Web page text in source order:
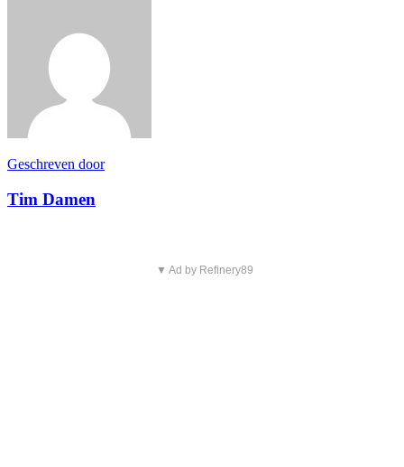
Geschreven door
Tim Damen
▼ Ad by Refinery89